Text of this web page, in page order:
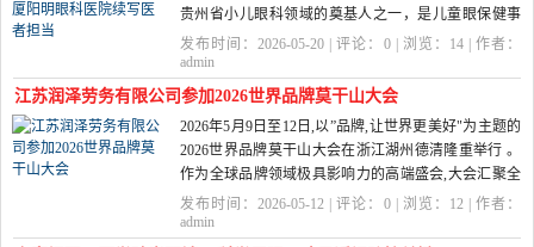
贵州省小儿眼科领域的奠基人之一，是儿童眼保健事
业的拓荒者与引领者；如今虽已退...
发布时间：2026-05-20 | 评论： 0| 浏览： 14| 作者：
admin
江苏润泽劳务有限公司参加2026世界品牌莫干山大会
2026年5月9日至12日,以”品牌,让世界更美好"为主题的
2026世界品牌莫干山大会在浙江湖州德清隆重举行 。
作为全球品牌领域极具影响力的高端盛会,大会汇聚全
球政商学界精...
发布时间：2026-05-12 | 评论： 0| 浏览： 12| 作者：
admin